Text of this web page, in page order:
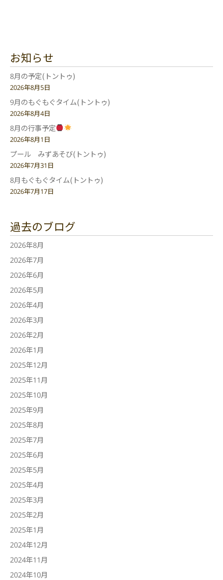
お知らせ
8月の予定(トントゥ)
2026年8月5日
9月のもぐもぐタイム(トントゥ)
2026年8月4日
8月の行事予定
2026年8月1日
プール みずあそび(トントゥ)
2026年7月31日
8月もぐもぐタイム(トントゥ)
2026年7月17日
過去のブログ
2026年8月
2026年7月
2026年6月
2026年5月
2026年4月
2026年3月
2026年2月
2026年1月
2025年12月
2025年11月
2025年10月
2025年9月
2025年8月
2025年7月
2025年6月
2025年5月
2025年4月
2025年3月
2025年2月
2025年1月
2024年12月
2024年11月
2024年10月